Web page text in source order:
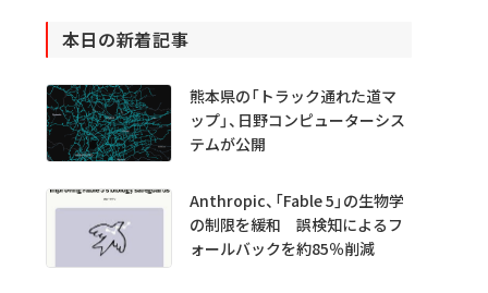
本日の新着記事
熊本県の「トラック通れた道マ
ップ」、日野コンピューターシス
テムが公開
Anthropic、「Fable 5」の生物学
の制限を緩和 誤検知によるフ
ォールバックを約85％削減